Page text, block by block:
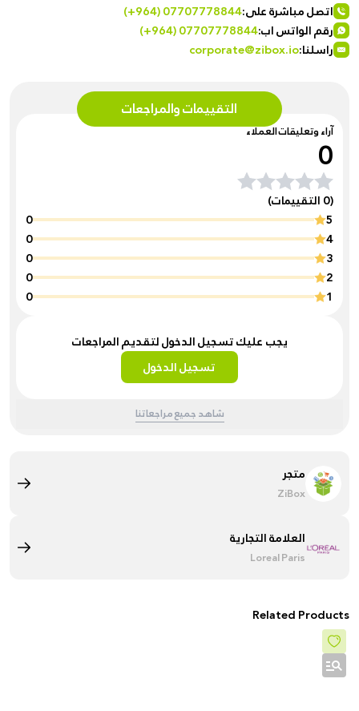
التقييمات والمراجعات
آراء وتعليقات العملاء
0
(0 التقييمات)
5
0
4
0
3
0
2
0
1
0
يجب عليك تسجيل الدخول لتقديم المراجعات
تسجيل الدخول
شاهد جميع مراجعاتنا
اتصل مباشرة على:(+964) 07707778844
رقم الواتس اب:(+964) 07707778844
راسلنا:corporate@zibox.io
متجر
ZiBox
العلامة التجارية
Loreal Paris
Related Products